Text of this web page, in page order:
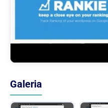
Galeria